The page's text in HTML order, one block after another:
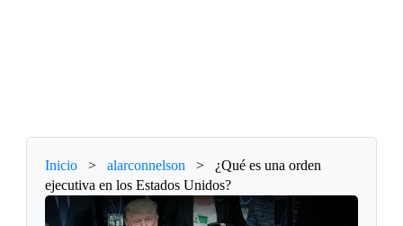
Inicio > alarconnelson >
¿Qué es una orden
ejecutiva en los Estados Unidos?